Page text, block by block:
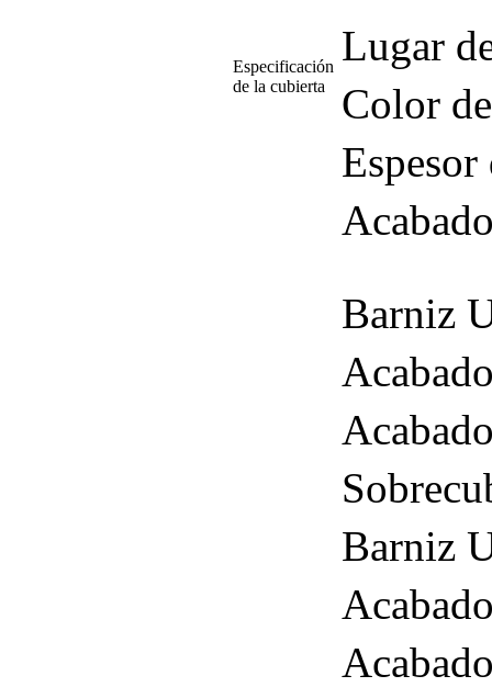
Especificación
de la cubierta
Lugar
Color
Barniz
Barniz